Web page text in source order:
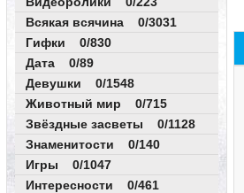
Всякая всячина 0/3031
Гифки 0/830
Дата 0/89
Девушки 0/1548
Животный мир 0/715
Звёздные засветы 0/1128
Знаменитости 0/140
Игры 0/1047
Интересности 0/461